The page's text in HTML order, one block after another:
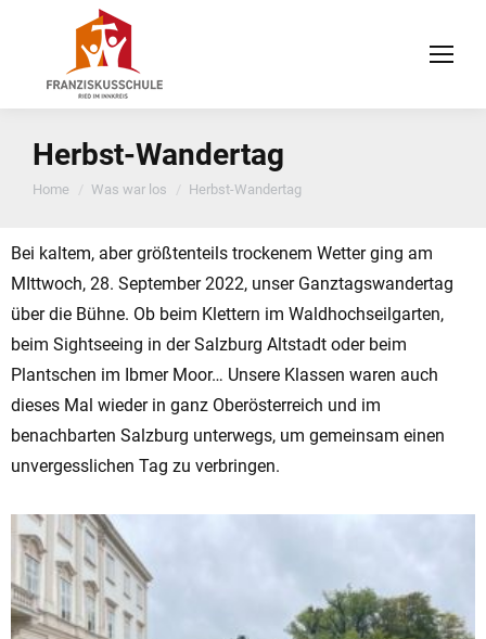
Herbst-Wandertag
You are here:
Home Was war los Herbst-Wandertag
Bei kaltem, aber größtenteils trockenem Wetter ging am
MIttwoch, 28. September 2022, unser Ganztagswandertag
über die Bühne. Ob beim Klettern im Waldhochseilgarten,
beim Sightseeing in der Salzburg Altstadt oder beim
Plantschen im Ibmer Moor… Unsere Klassen waren auch
dieses Mal wieder in ganz Oberösterreich und im
benachbarten Salzburg unterwegs, um gemeinsam einen
unvergesslichen Tag zu verbringen.